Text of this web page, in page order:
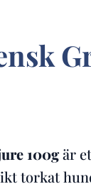
100gär
torkat